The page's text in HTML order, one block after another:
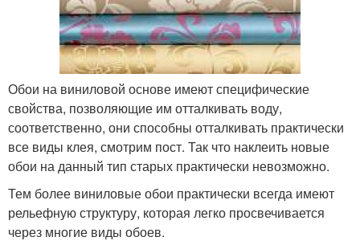
Обои на виниловой основе имеют специфические
свойства, позволяющие им отталкивать воду,
соответственно, они способны отталкивать практически
все виды клея, смотрим пост. Так что наклеить новые
обои на данный тип старых практически невозможно.
Тем более виниловые обои практически всегда имеют
рельефную структуру, которая легко просвечивается
через многие виды обоев.